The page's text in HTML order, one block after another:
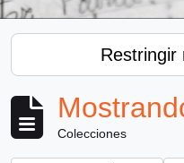
Restringir
Colecciones